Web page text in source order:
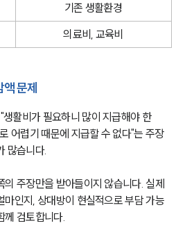
기존 생활환경
의료비, 교육비
문제
활비가 필요하니 많이 지급해야 한
어렵기 때문에 지급할 수 없다"는 주장
많습니다.
주장만을 받아들이지 않습니다. 실제
마인지, 상대방이 현실적으로 부담 가능
께 검토합니다.